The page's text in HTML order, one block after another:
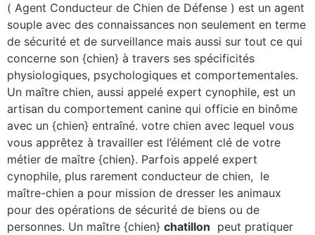
( Agent Conducteur de Chien de Défense ) est un agent
souple avec des connaissances non seulement en terme
de sécurité et de surveillance mais aussi sur tout ce qui
concerne son {chien} à travers ses spécificités
physiologiques, psychologiques et comportementales.
Un maître chien, aussi appelé expert cynophile, est un
artisan du comportement canine qui officie en binôme
avec un {chien} entraîné. votre chien avec lequel vous
vous apprêtez à travailler est l’élément clé de votre
métier de maître {chien}. Parfois appelé expert
cynophile, plus rarement conducteur de chien, le
maître-chien a pour mission de dresser les animaux
pour des opérations de sécurité de biens ou de
personnes. Un maître {chien} chatillon peut pratiquer